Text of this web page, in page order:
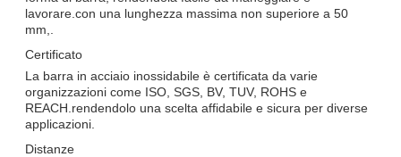
lavorare.con una lunghezza massima non superiore a 50
mm,.
Certificato
La barra in acciaio inossidabile è certificata da varie
organizzazioni come ISO, SGS, BV, TUV, ROHS e
REACH.rendendolo una scelta affidabile e sicura per diverse
applicazioni.
Distanze